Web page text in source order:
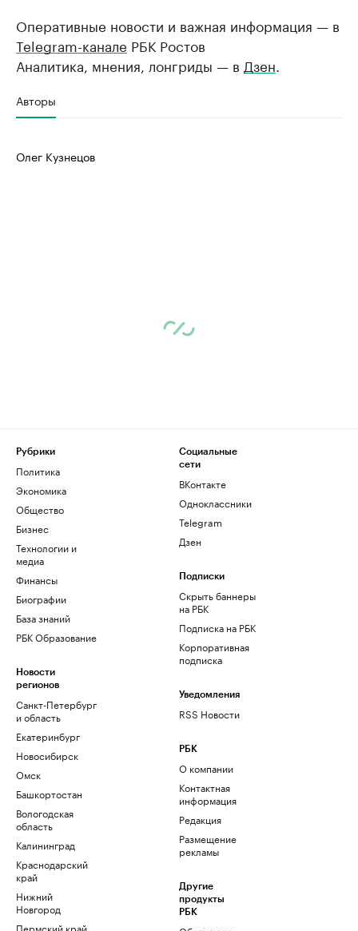
Оперативные новости и важная информация — в
Telegram-канале РБК Ростов
Аналитика, мнения, лонгриды — в Дзен
Авторы
Олег Кузнецов
Рубрики
Политика
Экономика
Общество
Бизнес
Технологии и
медиа
Финансы
Биографии
База знаний
РБК Образование
Новости
регионов
Санкт-Петербург
и область
Екатеринбург
Новосибирск
Омск
Башкортостан
Вологодская
область
Калининград
Краснодарский
край
Нижний
Новгород
Пермский край
Социальные
сети
ВКонтакте
Одноклассники
Telegram
Дзен
Подписки
Скрыть баннеры
на РБК
Подписка на РБК
Корпоративная
подписка
Уведомления
RSS Новости
РБК
О компании
Контактная
информация
Редакция
Размещение
рекламы
Другие
продукты
РБК